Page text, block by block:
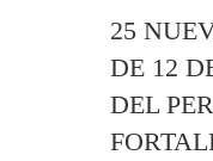
25
DE 12
DEL